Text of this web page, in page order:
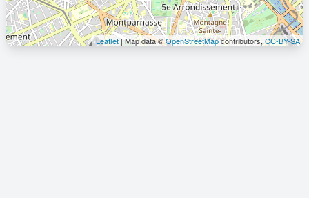
Leaflet| Map data ©OpenStreetMapcontributors, CC-BY-SA